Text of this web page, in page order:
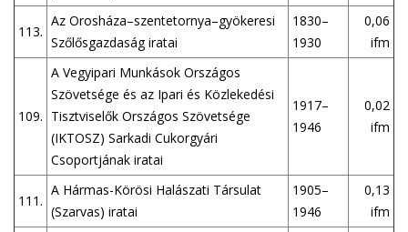
113.
Az Orosháza–szentetornya–gyökeresi
Szőlősgazdaság iratai
1830–
1930
0,06
ifm
109.
A Vegyipari Munkások Országos
Szövetsége és az Ipari és Közlekedési
Tisztviselők Országos Szövetsége
(IKTOSZ) Sarkadi Cukorgyári
Csoportjának iratai
1917–
1946
0,02
ifm
111.
A Hármas-Körösi Halászati Társulat
(Szarvas) iratai
1905–
1946
0,13
ifm